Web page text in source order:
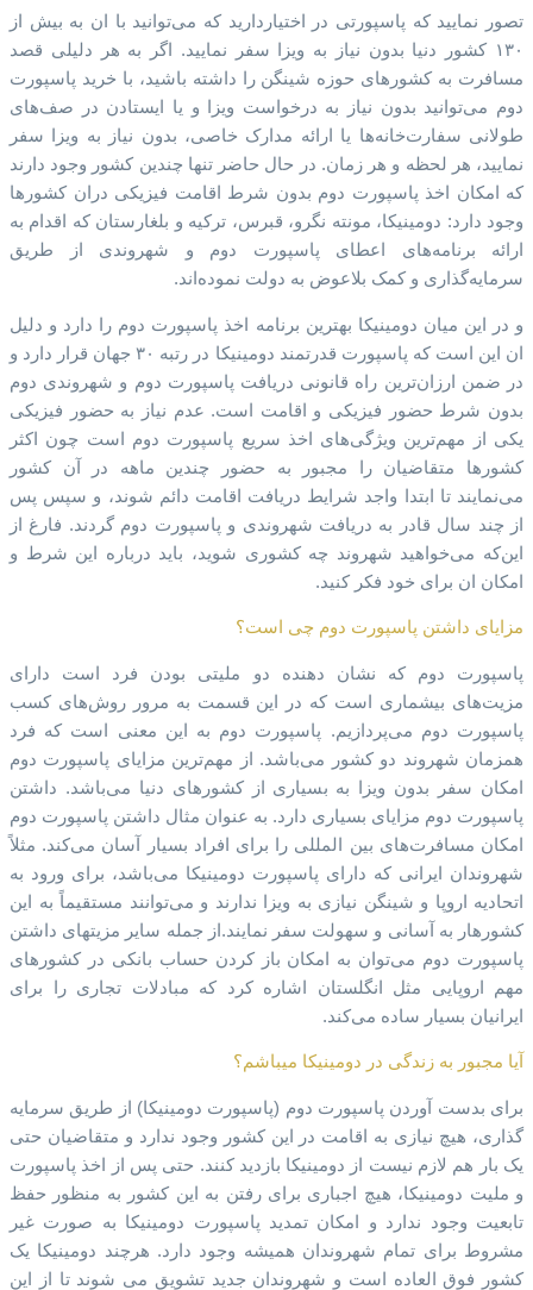
تصور نمایید که پاسپورتی در اختیاردارید که می‌توانید با ان به بیش از
۱۳۰ کشور دنیا بدون نیاز به ویزا سفر نمایید. اگر به هر دلیلی قصد
مسافرت به کشورهای حوزه شینگن را داشته باشید، با خرید پاسپورت
دوم می‌توانید بدون نیاز به درخواست ویزا و یا ایستادن در صف‌های
طولانی سفارت‌خانه‌ها یا ارائه مدارک خاصی، بدون نیاز به ویزا سفر
نمایید، هر لحظه و هر زمان. در حال حاضر تنها چندین کشور وجود دارند
که امکان اخذ پاسپورت دوم بدون شرط اقامت فیزیکی دران کشورها
وجود دارد: دومینیکا، مونته نگرو، قبرس، ترکیه و بلغارستان که اقدام به
ارائه برنامه‌های اعطای پاسپورت دوم و شهروندی از طریق
سرمایه‌گذاری و کمک بلاعوض به دولت نموده‌اند.
و در این میان دومینیکا بهترین برنامه اخذ پاسپورت دوم را دارد و دلیل
ان این است که پاسپورت قدرتمند دومینیکا در رتبه ۳۰ جهان قرار دارد و
در ضمن ارزان‌ترین راه قانونی دریافت پاسپورت دوم و شهروندی دوم
بدون شرط حضور فیزیکی و اقامت است. عدم نیاز به حضور فیزیکی
یکی از مهم‌ترین ویژگی‌های اخذ سریع پاسپورت دوم است چون اکثر
کشورها متقاضیان را مجبور به حضور چندین ماهه در آن کشور
می‌نمایند تا ابتدا واجد شرایط دریافت اقامت دائم شوند، و سپس پس
از چند سال قادر به دریافت شهروندی و پاسپورت دوم گردند. فارغ از
این‌که می‌خواهید شهروند چه کشوری شوید، باید درباره این شرط و
امکان ان برای خود فکر کنید.
مزایای داشتن پاسپورت دوم چی است؟
پاسپورت دوم که نشان دهنده دو ملیتی بودن فرد است دارای
مزیت‌های بیشماری است که در این قسمت به مرور روش‌های کسب
پاسپورت دوم می‌پردازیم. پاسپورت دوم به این معنی است که فرد
همزمان شهروند دو کشور می‌باشد. از مهم‌ترین مزایای پاسپورت دوم
امکان سفر بدون ویزا به بسیاری از کشورهای دنیا می‌باشد. داشتن
پاسپورت دوم مزایای بسیاری دارد. به عنوان مثال داشتن پاسپورت دوم
امکان مسافرت‌های بین المللی را برای افراد بسیار آسان می‌کند. مثلاً
شهروندان ایرانی که دارای پاسپورت دومینیکا می‌باشد، برای ورود به
اتحادیه اروپا و شینگن نیازی به ویزا ندارند و می‌توانند مستقیماً به این
کشورهار به آسانی و سهولت سفر نمایند.از جمله سایر مزیتهای داشتن
پاسپورت دوم می‌توان به امکان باز کردن حساب بانکی در کشورهای
مهم اروپایی مثل انگلستان اشاره کرد که مبادلات تجاری را برای
ایرانیان بسیار ساده می‌کند.
آیا مجبور به زندگی در دومینیکا میباشم؟
برای بدست آوردن پاسپورت دوم (پاسپورت دومینیکا) از طریق سرمایه
گذاری، هیچ نیازی به اقامت در این کشور وجود ندارد و متقاضیان حتی
یک بار هم لازم نیست از دومینیکا بازدید کنند. حتی پس از اخذ پاسپورت
و ملیت دومینیکا، هیچ اجباری برای رفتن به این کشور به منظور حفظ
تابعیت وجود ندارد و امکان تمدید پاسپورت دومینیکا به صورت غیر
مشروط برای تمام شهروندان همیشه وجود دارد. هرچند دومینیکا یک
کشور فوق العاده است و شهروندان جدید تشویق می شوند تا از این